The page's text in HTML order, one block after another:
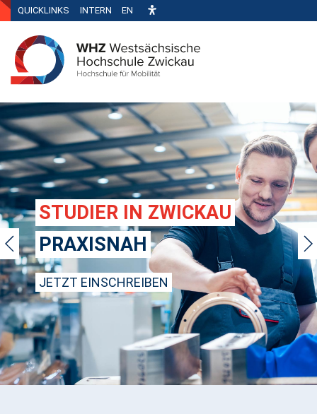
QUICKLINKS INTERN EN
STUDIER IN ZWICKAU
PRAXISNAH
JETZT EINSCHREIBEN